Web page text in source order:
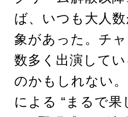
ば、いつも大人
象があった。チ
数多く出演して
のかもしれない
による “まるで